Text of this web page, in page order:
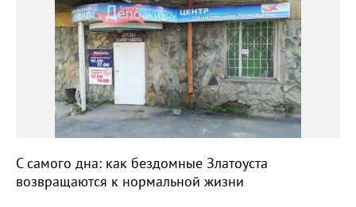
С самого дна: как бездомные Златоуста
возвращаются к нормальной жизни